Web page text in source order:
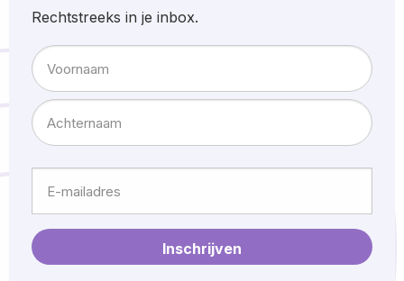
Rechtstreeks in je inbox.
Naam
Voornaam